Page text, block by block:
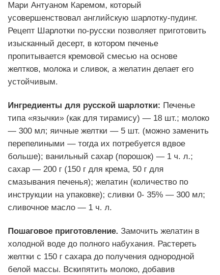
Мари Антуаном Каремом, который
усовершенствовал английскую шарлотку-пудинг.
Рецепт Шарлотки по-русски позволяет приготовить
изысканный десерт, в котором печенье
пропитывается кремовой смесью на основе
желтков, молока и сливок, а желатин делает его
устойчивым.
Ингредиенты для русской шарлотки: Печенье
типа «язычки» (как для тирамису) — 18 шт.; молоко
— 300 мл; яичные желтки — 5 шт. (можно заменить
перепелиными — тогда их потребуется вдвое
больше); ванильный сахар (порошок) — 1 ч. л.;
сахар — 200 г (150 г для крема, 50 г для
смазывания печенья); желатин (количество по
инструкции на упаковке); сливки 0- 35% — 300 мл;
сливочное масло — 1 ч. л.
Пошаговое приготовление. Замочить желатин в
холодной воде до полного набухания. Растереть
желтки с 150 г сахара до получения однородной
белой массы. Вскипятить молоко, добавив